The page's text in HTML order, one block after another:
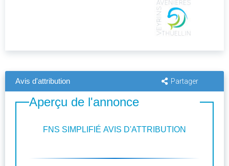
Avis d'attribution Partager
Aperçu de l'annonce
FNS SIMPLIFIÉ AVIS D'ATTRIBUTION